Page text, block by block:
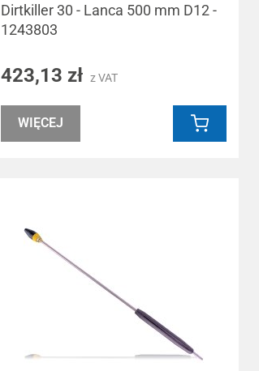
Dirtkiller 30 - Lanca 500 mm D12 -
1243803
423,13 zł z VAT
WIĘCEJ